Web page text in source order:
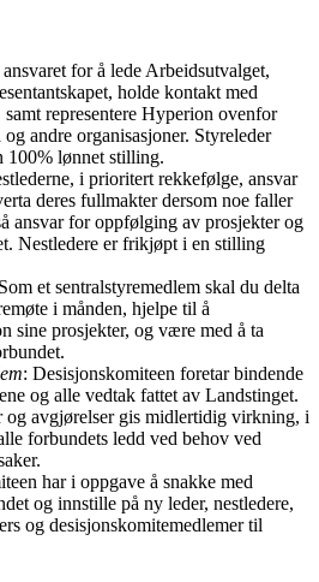
for å lede Arbeidsutvalget,
holde kontakt med
representere Hyperion ovenfor
andre organisasjoner. Styreleder
100% lønnet stilling.
i prioritert rekkefølge, ansvar
deres fullmakter dersom noe faller
ansvar for oppfølging av prosjekter og
Nestledere er frikjøpt i en stilling
et sentralstyremedlem skal du delta
i månden, hjelpe til å
sine prosjekter, og være med å ta
: Desisjonskomiteen foretar bindende
og alle vedtak fattet av Landstinget.
og avgjørelser gis midlertidig virkning, i
forbundets ledd ved behov ved
har i oppgave å snakke med
og innstille på ny leder, nestledere,
og desisjonskomitemedlemer til